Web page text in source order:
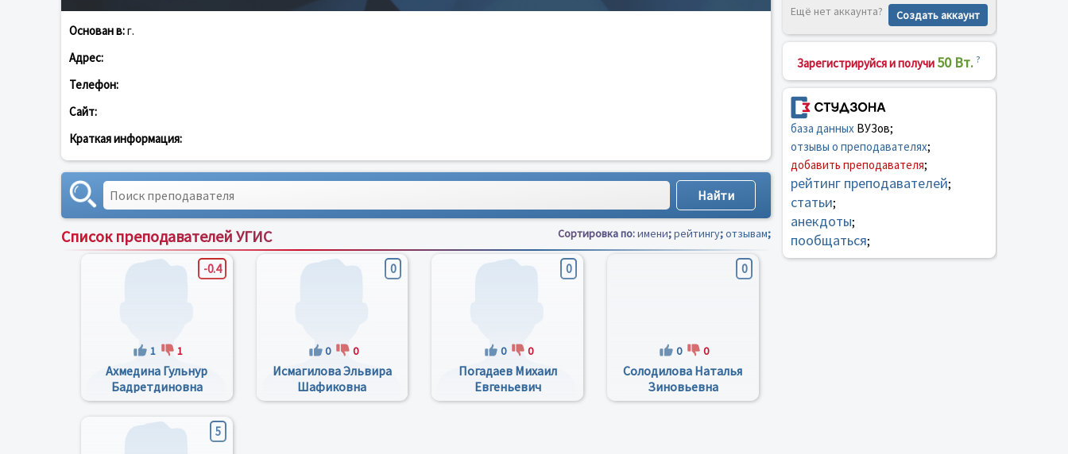
Основан в:г.
Адрес:
Телефон:
Сайт:
Краткая информация:
Список преподавателей УГИС Сортировка по:имени;рейтингу;отзывам;
-0.4
1 1
Ахмедина Гульнур
Бадретдиновна
0
0 0
Исмагилова Эльвира
Шафиковна
0
0 0
Погадаев Михаил
Евгеньевич
0
0 0
Солодилова Наталья
Зиновьевна
5
Ещё нет аккаунта? Создать аккаунт
Зарегистрируйся и получи 50 Вт. ?
база данныхВУЗов;
отзывы о преподавателях;
добавить преподавателя;
рейтинг преподавателей;
статьи;
анекдоты;
пообщаться;